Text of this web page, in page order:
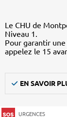
Le CHU de
Niveau 1.
Pour garantir une
appelez le 15
EN SAVOIR
URGENCES